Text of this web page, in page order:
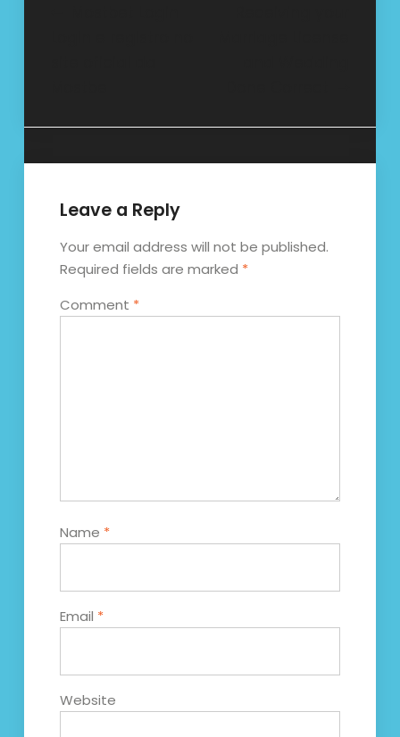
Leave a Reply
Your email address will not be published.
Required fields are marked *
Comment *
Name *
Email *
Website